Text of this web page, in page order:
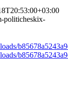
politicheskix-